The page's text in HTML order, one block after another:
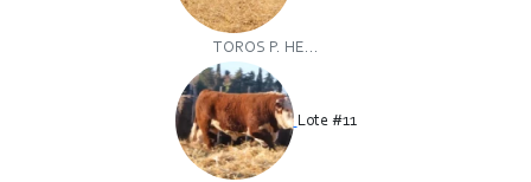
TOROS P. HE...
Lote #11